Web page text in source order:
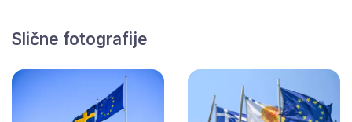
Slične fotografije